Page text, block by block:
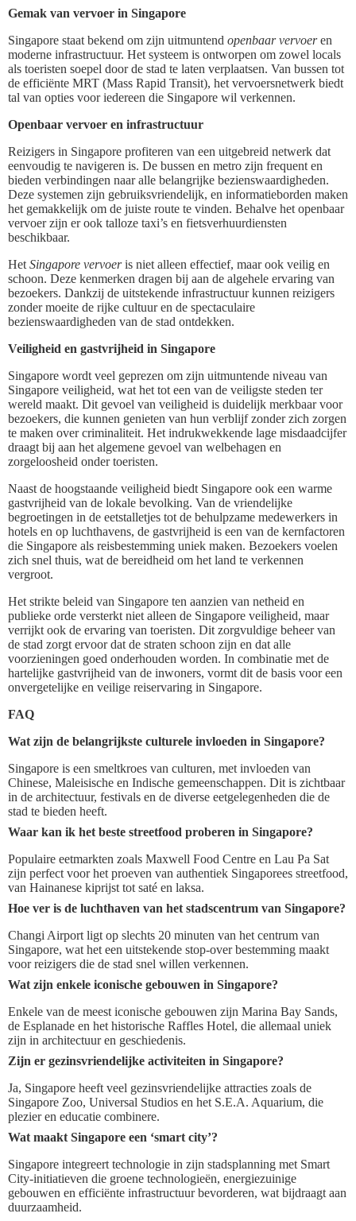
Gemak van vervoer in Singapore
Singapore staat bekend om zijn uitmuntend openbaar vervoeren
moderne infrastructuur. Het systeem is ontworpen om zowel locals
als toeristen soepel door de stad te laten verplaatsen. Van bussen tot
de efficiënte MRT (Mass Rapid Transit), het vervoersnetwerk biedt
tal van opties voor iedereen die Singapore wil verkennen.
Openbaar vervoer en infrastructuur
Reizigers in Singapore profiteren van een uitgebreid netwerk dat
eenvoudig te navigeren is. De bussen en metro zijn frequent en
bieden verbindingen naar alle belangrijke bezienswaardigheden.
Deze systemen zijn gebruiksvriendelijk, en informatieborden maken
het gemakkelijk om de juiste route te vinden. Behalve het openbaar
vervoer zijn er ook talloze taxi’s en fietsverhuurdiensten
beschikbaar.
Het Singapore vervoeris niet alleen effectief, maar ook veilig en
schoon. Deze kenmerken dragen bij aan de algehele ervaring van
bezoekers. Dankzij de uitstekende infrastructuur kunnen reizigers
zonder moeite de rijke cultuur en de spectaculaire
bezienswaardigheden van de stad ontdekken.
Veiligheid en gastvrijheid in Singapore
Singapore wordt veel geprezen om zijn uitmuntende niveau van
Singapore veiligheid, wat het tot een van de veiligste steden ter
wereld maakt. Dit gevoel van veiligheid is duidelijk merkbaar voor
bezoekers, die kunnen genieten van hun verblijf zonder zich zorgen
te maken over criminaliteit. Het indrukwekkende lage misdaadcijfer
draagt bij aan het algemene gevoel van welbehagen en
zorgeloosheid onder toeristen.
Naast de hoogstaande veiligheid biedt Singapore ook een warme
gastvrijheid van de lokale bevolking. Van de vriendelijke
begroetingen in de eetstalletjes tot de behulpzame medewerkers in
hotels en op luchthavens, de gastvrijheid is een van de kernfactoren
die Singapore als reisbestemming uniek maken. Bezoekers voelen
zich snel thuis, wat de bereidheid om het land te verkennen
vergroot.
Het strikte beleid van Singapore ten aanzien van netheid en
publieke orde versterkt niet alleen de Singapore veiligheid, maar
verrijkt ook de ervaring van toeristen. Dit zorgvuldige beheer van
de stad zorgt ervoor dat de straten schoon zijn en dat alle
voorzieningen goed onderhouden worden. In combinatie met de
hartelijke gastvrijheid van de inwoners, vormt dit de basis voor een
onvergetelijke en veilige reiservaring in Singapore.
FAQ
Wat zijn de belangrijkste culturele invloeden in Singapore?
Singapore is een smeltkroes van culturen, met invloeden van
Chinese, Maleisische en Indische gemeenschappen. Dit is zichtbaar
in de architectuur, festivals en de diverse eetgelegenheden die de
stad te bieden heeft.
Waar kan ik het beste streetfood proberen in Singapore?
Populaire eetmarkten zoals Maxwell Food Centre en Lau Pa Sat
zijn perfect voor het proeven van authentiek Singaporees streetfood,
van Hainanese kiprijst tot saté en laksa.
Hoe ver is de luchthaven van het stadscentrum van Singapore?
Changi Airport ligt op slechts 20 minuten van het centrum van
Singapore, wat het een uitstekende stop-over bestemming maakt
voor reizigers die de stad snel willen verkennen.
Wat zijn enkele iconische gebouwen in Singapore?
Enkele van de meest iconische gebouwen zijn Marina Bay Sands,
de Esplanade en het historische Raffles Hotel, die allemaal uniek
zijn in architectuur en geschiedenis.
Zijn er gezinsvriendelijke activiteiten in Singapore?
Ja, Singapore heeft veel gezinsvriendelijke attracties zoals de
Singapore Zoo, Universal Studios en het S.E.A. Aquarium, die
plezier en educatie combinere.
Wat maakt Singapore een ‘smart city’?
Singapore integreert technologie in zijn stadsplanning met Smart
City-initiatieven die groene technologieën, energiezuinige
gebouwen en efficiënte infrastructuur bevorderen, wat bijdraagt aan
duurzaamheid.